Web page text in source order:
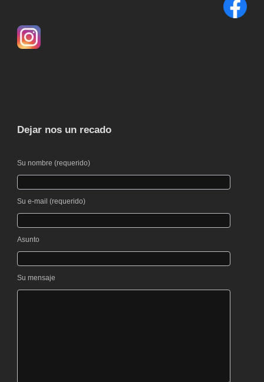
Dejar nos un recado
Por favor, deja este campo vacío.
Su nombre (requerido)
Por favor, deja este campo vacío.
Su e-mail (requerido)
Asunto
Su mensaje